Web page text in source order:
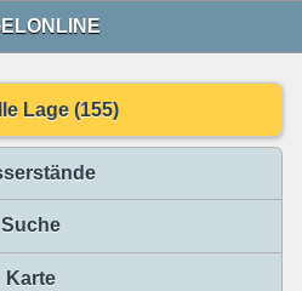
Lage (155)
Suche
Karte